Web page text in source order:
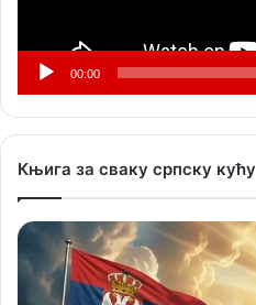
00:00
Књига за сваку српску кућу